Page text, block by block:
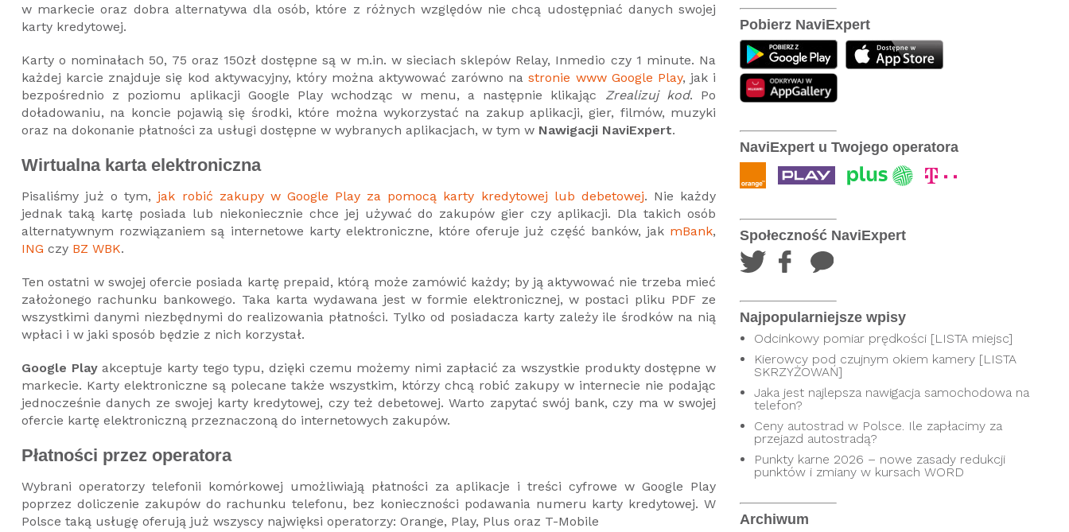
w markecie oraz dobra alternatywa dla osób, które z różnych względów nie chcą udostępniać danych swojej
karty kredytowej.
Karty o nominałach 50, 75 oraz 150zł dostępne są w m.in. w sieciach sklepów Relay, Inmedio czy 1 minute. Na
każdej karcie znajduje się kod aktywacyjny, który można aktywować zarówno nastronie www Google Play, jak i
bezpośrednio z poziomu aplikacji Google Play wchodząc w menu, a następnie klikając Zrealizuj kod. Po
doładowaniu, na koncie pojawią się środki, które można wykorzystać na zakup aplikacji, gier, filmów, muzyki
oraz na dokonanie płatności za usługi dostępne w wybranych aplikacjach, w tym w Nawigacji NaviExpert.
Wirtualna karta elektroniczna
Pisaliśmy już o tym, jak robić zakupy w Google Play za pomocą karty kredytowej lub debetowej. Nie każdy
jednak taką kartę posiada lub niekoniecznie chce jej używać do zakupów gier czy aplikacji. Dla takich osób
alternatywnym rozwiązaniem są internetowe karty elektroniczne, które oferuje już część banków, jak mBank,
ING czy BZ WBK.
Ten ostatni w swojej ofercie posiada kartę prepaid, którą może zamówić każdy; by ją aktywować nie trzeba mieć
założonego rachunku bankowego. Taka karta wydawana jest w formie elektronicznej, w postaci pliku PDF ze
wszystkimi danymi niezbędnymi do realizowania płatności. Tylko od posiadacza karty zależy ile środków na nią
wpłaci i w jaki sposób będzie z nich korzystał.
Google Playakceptuje karty tego typu, dzięki czemu możemy nimi zapłacić za wszystkie produkty dostępne w
markecie. Karty elektroniczne są polecane także wszystkim, którzy chcą robić zakupy w internecie nie podając
jednocześnie danych ze swojej karty kredytowej, czy też debetowej. Warto zapytać swój bank, czy ma w swojej
ofercie kartę elektroniczną przeznaczoną do internetowych zakupów.
Płatności przez operatora
Wybrani operatorzy telefonii komórkowej umożliwiają płatności za aplikacje i treści cyfrowe w Google Play
poprzez doliczenie zakupów do rachunku telefonu, bez konieczności podawania numeru karty kredytowej. W
Polsce taką usługę oferują już wszyscy najwięksi operatorzy: Orange, Play, Plus oraz T-Mobile
Pobierz NaviExpert
NaviExpert u Twojego operatora
Społeczność NaviExpert
Najpopularniejsze wpisy
Odcinkowy pomiar prędkości [LISTA miejsc]
Kierowcy pod czujnym okiem kamery [LISTA
SKRZYŻOWAŃ]
Jaka jest najlepsza nawigacja samochodowa na
telefon?
Ceny autostrad w Polsce. Ile zapłacimy za
przejazd autostradą?
Punkty karne 2026 – nowe zasady redukcji
punktów i zmiany w kursach WORD
Archiwum